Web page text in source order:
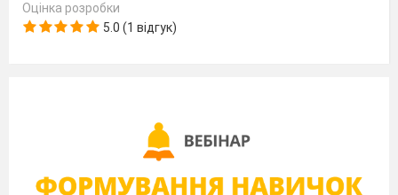
Оцінка розробки
5.0 (1 відгук)